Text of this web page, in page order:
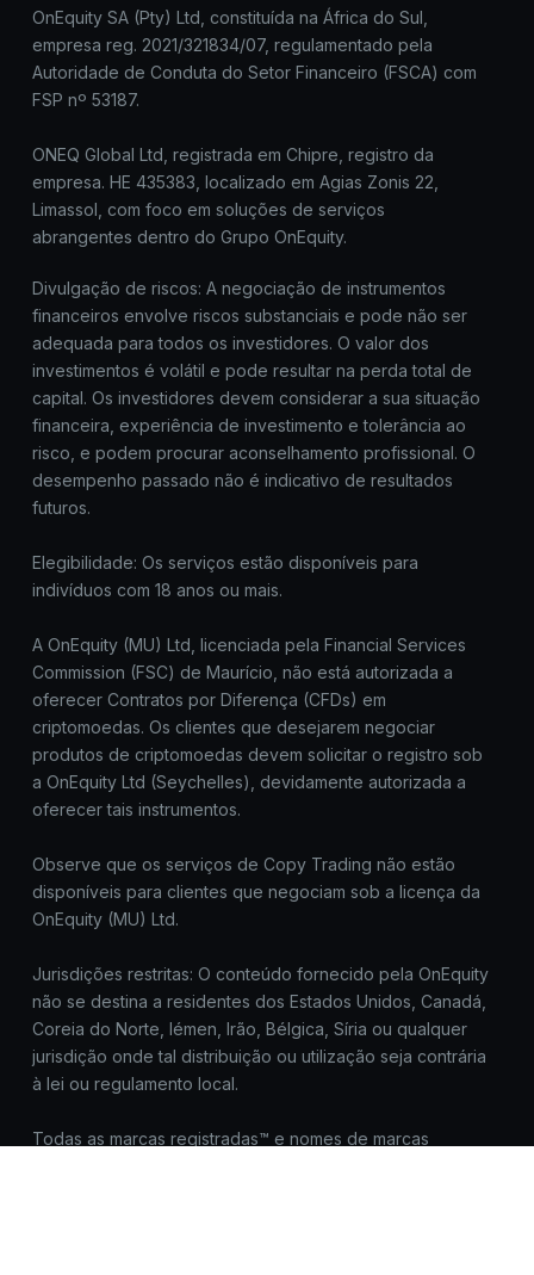
OnEquity SA (Pty) Ltd, constituída na África do Sul,
empresa reg. 2021/321834/07, regulamentado pela
Autoridade de Conduta do Setor Financeiro (FSCA) com
FSP nº 53187.
ONEQ Global Ltd, registrada em Chipre, registro da
empresa. HE 435383, localizado em Agias Zonis 22,
Limassol, com foco em soluções de serviços
abrangentes dentro do Grupo OnEquity.
Divulgação de riscos: A negociação de instrumentos
financeiros envolve riscos substanciais e pode não ser
adequada para todos os investidores. O valor dos
investimentos é volátil e pode resultar na perda total de
capital. Os investidores devem considerar a sua situação
financeira, experiência de investimento e tolerância ao
risco, e podem procurar aconselhamento profissional. O
desempenho passado não é indicativo de resultados
futuros.
Elegibilidade: Os serviços estão disponíveis para
indivíduos com 18 anos ou mais.
A OnEquity (MU) Ltd, licenciada pela Financial Services
Commission (FSC) de Maurício, não está autorizada a
oferecer Contratos por Diferença (CFDs) em
criptomoedas. Os clientes que desejarem negociar
produtos de criptomoedas devem solicitar o registro sob
a OnEquity Ltd (Seychelles), devidamente autorizada a
oferecer tais instrumentos.
Observe que os serviços de Copy Trading não estão
disponíveis para clientes que negociam sob a licença da
OnEquity (MU) Ltd.
Jurisdições restritas: O conteúdo fornecido pela OnEquity
não se destina a residentes dos Estados Unidos, Canadá,
Coreia do Norte, Iémen, Irão, Bélgica, Síria ou qualquer
jurisdição onde tal distribuição ou utilização seja contrária
à lei ou regulamento local.
Todas as marcas registradas™ e nomes de marcas